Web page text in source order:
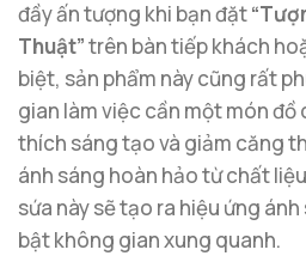
đầy ấn tượng khi bạn đặt
Thuật”trên bàn tiếp khách
biệt, sản phẩm này cũng rất
gian làm việc cần một món
thích sáng tạo và giảm căng
ánh sáng hoàn hảo từ chất
sứa này sẽ tạo ra hiệu ứng
bật không gian xung quanh.